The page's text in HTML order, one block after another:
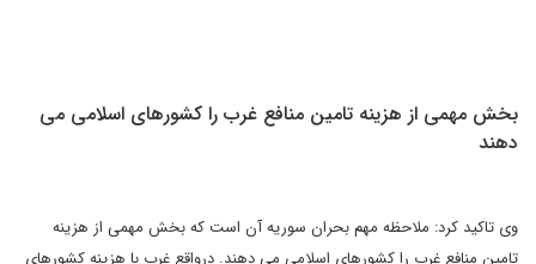
بخش مهمی از هزینه تامین منافع غرب را کشورهای اسلامی می
دهند
وی تاکید کرد: ملاحظه مهم بحران سوریه آن است که بخش مهمی از هزینه
تامین منافع غرب را کشورهای اسلامی می دهند. درواقع غرب با هزینه کشورهای